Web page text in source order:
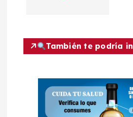
c
También te podría